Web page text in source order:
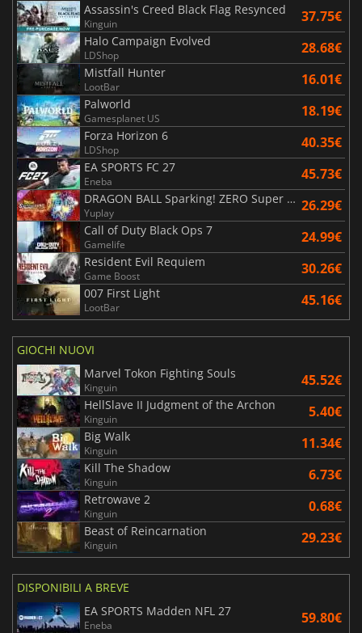
Assassin's Creed Black Flag Resynced
Kinguin 37.75€
Halo Campaign Evolved
LDShop 28.68€
Mistfall Hunter
LootBar 16.01€
Palworld
Gamesplanet US 18.19€
Forza Horizon 6
LDShop 40.35€
EA SPORTS FC 27
Eneba 45.73€
DRAGON BALL Sparking! ZERO Super Limit Breaking NEO
Yuplay 26.29€
Call of Duty Black Ops 7
Gamelife 24.99€
Resident Evil Requiem
Game Boost 30.26€
007 First Light
LootBar 45.16€
GIOCHI NUOVI
Marvel Tokon Fighting Souls
Kinguin 45.52€
HellSlave II Judgment of the Archon
Kinguin 5.40€
Big Walk
Kinguin 11.34€
Kill The Shadow
Kinguin 6.73€
Retrowave 2
Kinguin 0.68€
Beast of Reincarnation
Kinguin 29.23€
DISPONIBILI A BREVE
EA SPORTS Madden NFL 27
Eneba 59.80€